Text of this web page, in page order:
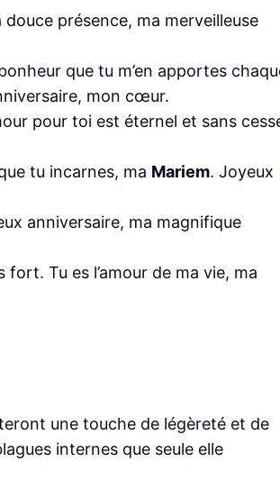
présence, ma merveilleuse
que tu m’en apportes
mon cœur.
pour toi est éternel et sans
tu incarnes, ma Mariem. Joyeux
anniversaire, ma magnifique
Tu es l’amour de ma vie, ma
une touche de légèreté et de
internes que seule elle